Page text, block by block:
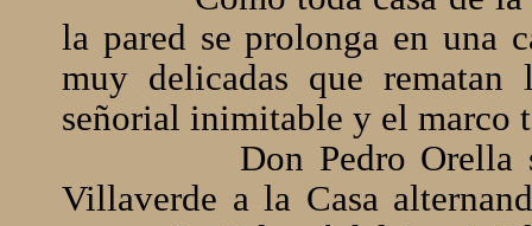
la pared se prolonga en una
muy delicadas que
señorial inimitable y el marco
Don Pedro Orella
Villaverde a la Casa